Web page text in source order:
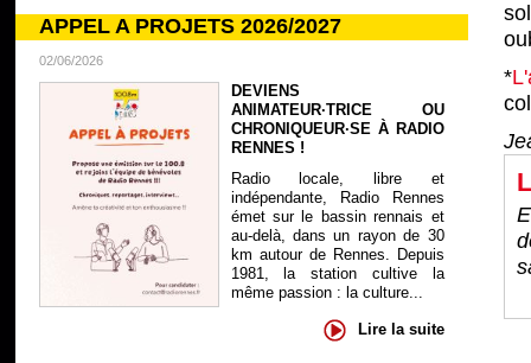
APPEL A PROJETS 2026/2027
02/06/2026
DEVIENS
ANIMATEUR·TRICE OU
CHRONIQUEUR·SE À RADIO
RENNES !
Radio locale, libre et
indépendante, Radio Rennes
émet sur le bassin rennais et
au-delà, dans un rayon de 30
km autour de Rennes. Depuis
1981, la station cultive la
même passion : la culture...
Lire la suite
*